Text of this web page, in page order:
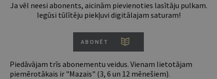
Ja vēl neesi abonents, aicinām pievienoties lasītāju pulkam.
Iegūsi tūlītēju piekļuvi digitālajam saturam!
ABONĒT
Piedāvājam trīs abonementu veidus. Vienam lietotājam
piemērotākais ir "Mazais" (3, 6 un 12 mēnešiem).